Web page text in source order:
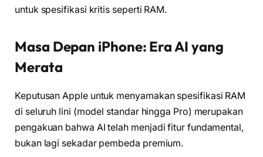
untuk spesifikasi kritis seperti RAM.
Masa Depan iPhone: Era AI yang
Merata
Keputusan Apple untuk menyamakan spesifikasi RAM
di seluruh lini (model standar hingga Pro) merupakan
pengakuan bahwa AI telah menjadi fitur fundamental,
bukan lagi sekadar pembeda premium.